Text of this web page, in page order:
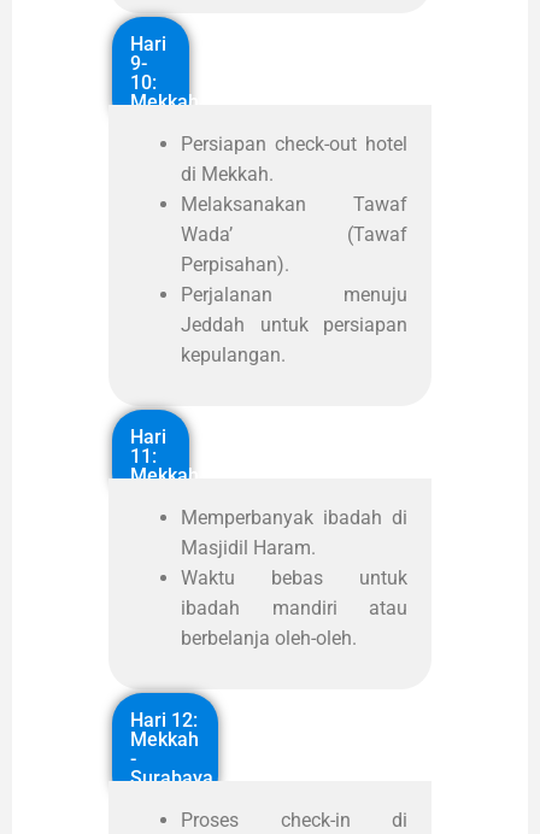
Hari
9-
10:
Mekkah
Persiapan check-out hotel
di Mekkah.
Melaksanakan Tawaf
Wada’ (Tawaf
Perpisahan).
Perjalanan menuju
Jeddah untuk persiapan
kepulangan.
Hari
11:
Mekkah
Memperbanyak ibadah di
Masjidil Haram.
Waktu bebas untuk
ibadah mandiri atau
berbelanja oleh-oleh.
Hari 12:
Mekkah
-
Surabaya
Proses check-in di